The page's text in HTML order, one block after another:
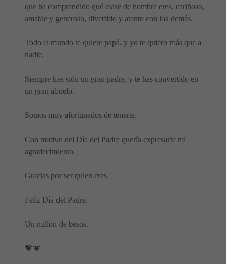
que ha comprendido qué clase de hombre eres, cariñoso,
amable y generoso, divertido y atento con los demás.
Todo el mundo te quiere papá, y yo te quiero más que a
nadie.
Siempre has sido un gran padre, y te has convertido en
un gran abuelo.
Somos muy afortunados de tenerte.
Con motivo del Día del Padre quería expresarte mi
agradecimiento.
Gracias por ser quien eres.
Feliz Día del Padre.
Un millón de besos.
💖💗